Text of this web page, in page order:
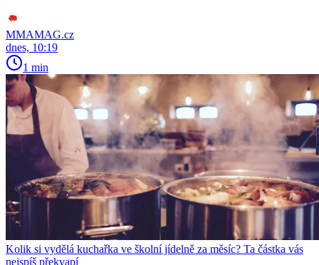
MMAMAG.cz
dnes, 10:19
1 min
Kolik si vydělá kuchařka ve školní jídelně za měsíc? Ta částka vás
nejspíš překvapí